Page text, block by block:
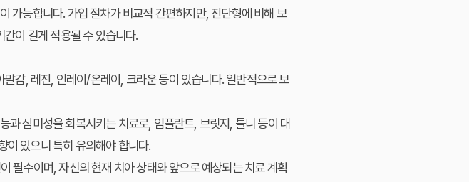
가능합니다. 가입 절차가 비교적 간편하지만, 진단형에 비해 보
이 길게 적용될 수 있습니다.
감, 레진, 인레이/온레이, 크라운 등이 있습니다. 일반적으로 보
과 심미성을 회복시키는 치료로, 임플란트, 브릿지, 틀니 등이 대
이 있으니 특히 유의해야 합니다.
필수이며, 자신의 현재 치아 상태와 앞으로 예상되는 치료 계획